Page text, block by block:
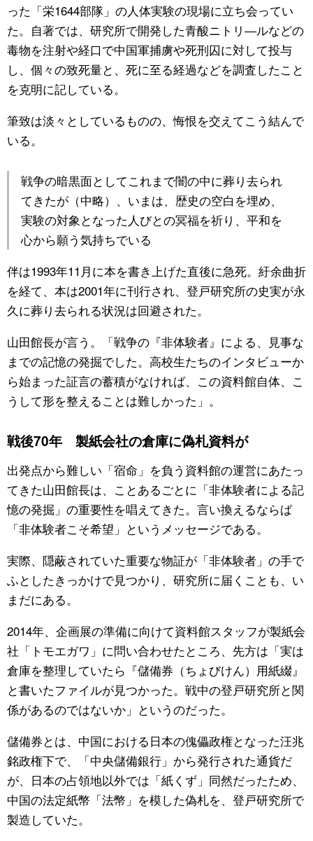
った「栄1644部隊」の人体実験の現場に立ち会ってい
た。自著では、研究所で開発した青酸ニトリ―ルなどの
毒物を注射や経口で中国軍捕虜や死刑囚に対して投与
し、個々の致死量と、死に至る経過などを調査したこと
を克明に記している。
筆致は淡々としているものの、悔恨を交えてこう結んで
いる。
戦争の暗黒面としてこれまで闇の中に葬り去られ
てきたが（中略）、いまは、歴史の空白を埋め、
実験の対象となった人びとの冥福を祈り、平和を
心から願う気持ちでいる
伴は1993年11月に本を書き上げた直後に急死。紆余曲折
を経て、本は2001年に刊行され、登戸研究所の史実が永
久に葬り去られる状況は回避された。
山田館長が言う。「戦争の『非体験者』による、見事な
までの記憶の発掘でした。高校生たちのインタビューか
ら始まった証言の蓄積がなければ、この資料館自体、こ
うして形を整えることは難しかった」。
戦後70年 製紙会社の倉庫に偽札資料が
出発点から難しい「宿命」を負う資料館の運営にあたっ
てきた山田館長は、ことあるごとに「非体験者による記
憶の発掘」の重要性を唱えてきた。言い換えるならば
「非体験者こそ希望」というメッセージである。
実際、隠蔽されていた重要な物証が「非体験者」の手で
ふとしたきっかけで見つかり、研究所に届くことも、い
まだにある。
2014年、企画展の準備に向けて資料館スタッフが製紙会
社「トモエガワ」に問い合わせたところ、先方は「実は
倉庫を整理していたら『儲備券（ちょびけん）用紙綴』
と書いたファイルが見つかった。戦中の登戸研究所と関
係があるのではないか」というのだった。
儲備券とは、中国における日本の傀儡政権となった汪兆
銘政権下で、「中央儲備銀行」から発行された通貨だ
が、日本の占領地以外では「紙くず」同然だったため、
中国の法定紙幣「法幣」を模した偽札を、登戸研究所で
製造していた。